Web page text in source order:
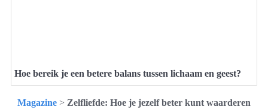
Hoe bereik je een betere balans tussen lichaam en geest?
Magazine > Zelfliefde: Hoe je jezelf beter kunt waarderen